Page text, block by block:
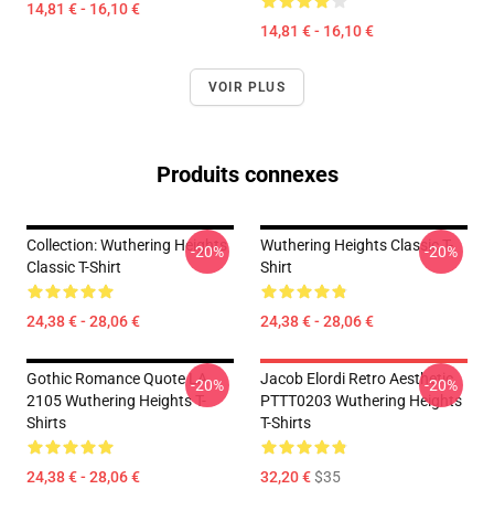
14,81 € - 16,10 €
14,81 € - 16,10 €
VOIR PLUS
Produits connexes
Collection: Wuthering Heights
Classic T-Shirt
24,38 € - 28,06 €
-20%
Wuthering Heights Classic T-
Shirt
24,38 € - 28,06 €
-20%
Gothic Romance Quote LA
2105 Wuthering Heights T-
Shirts
24,38 € - 28,06 €
-20%
Jacob Elordi Retro Aesthetic
PTTT0203 Wuthering Heights
T-Shirts
32,20 €$35
-20%